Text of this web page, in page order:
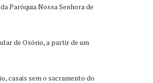
Paróquia Nossa Senhora de
de Osório, a partir de um
casais sem o sacramento do